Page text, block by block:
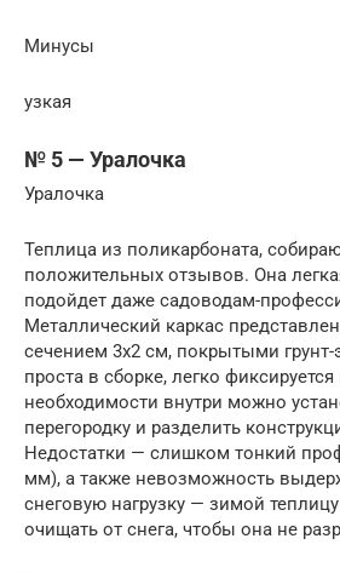
Минусы
узкая
№ 5 — Уралочка
Уралочка
Теплица из поликарбоната,
положительных отзывов. Она
подойдет даже садоводам-
Металлический каркас
сечением 3х2 см, покрытыми
проста в сборке, легко фиксируется
необходимости внутри можно
перегородку и разделить
Недостатки — слишком тонкий
мм), а также невозможность
снеговую нагрузку — зимой
очищать от снега, чтобы она не